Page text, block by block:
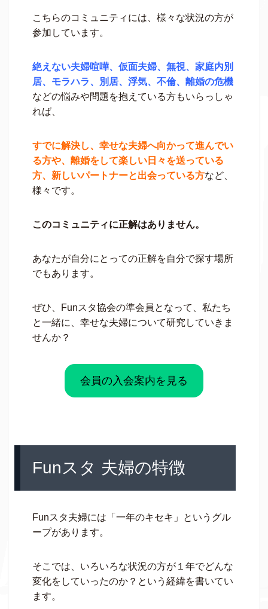
こちらのコミュニティには、様々な状況の方が
参加しています。
絶えない夫婦喧嘩、仮面夫婦、無視、家庭内別
居、モラハラ、別居、浮気、不倫、離婚の危機
などの悩みや問題を抱えている方もいらっしゃ
れば、
すでに解決し、幸せな夫婦へ向かって進んでい
る方や、離婚をして楽しい日々を送っている
方、新しいパートナーと出会っている方など、
様々です。
このコミュニティに正解はありません。
あなたが自分にとっての正解を自分で探す場所
でもあります。
ぜひ、Funスタ協会の準会員となって、私たち
と一緒に、幸せな夫婦について研究していきま
せんか？
会員の入会案内を見る
Funスタ 夫婦の特徴
Funスタ夫婦には「一年のキセキ」というグル
ープがあります。
そこでは、いろいろな状況の方が１年でどんな
変化をしていったのか？という経緯を書いてい
ます。